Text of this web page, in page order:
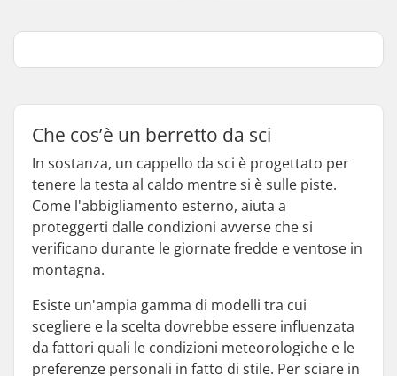
Che cos’è un berretto da sci
In sostanza, un cappello da sci è progettato per
tenere la testa al caldo mentre si è sulle piste.
Come l'abbigliamento esterno, aiuta a
proteggerti dalle condizioni avverse che si
verificano durante le giornate fredde e ventose in
montagna.
Esiste un'ampia gamma di modelli tra cui
scegliere e la scelta dovrebbe essere influenzata
da fattori quali le condizioni meteorologiche e le
preferenze personali in fatto di stile. Per sciare in